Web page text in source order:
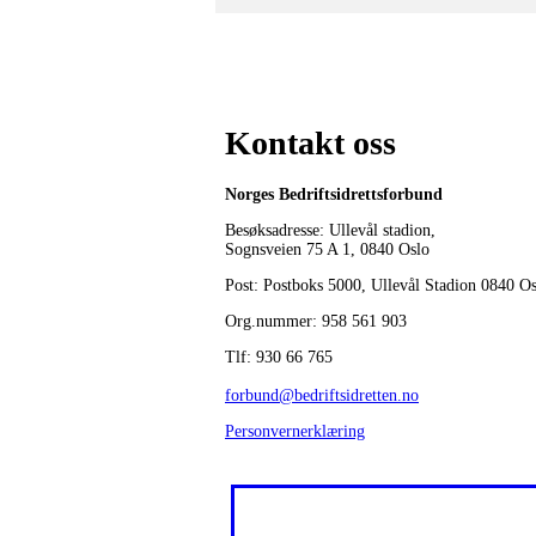
Kontakt oss
Norges Bedriftsidrettsforbund
Besøksadresse: Ullevål stadion,
Sognsveien 75 A 1, 0840 Oslo
Post: Postboks 5000, Ullevål Stadion 0840
Org.nummer: 958 561 903
Tlf: 930 66 765
forbund@bedriftsidretten.no
Personvernerklæring